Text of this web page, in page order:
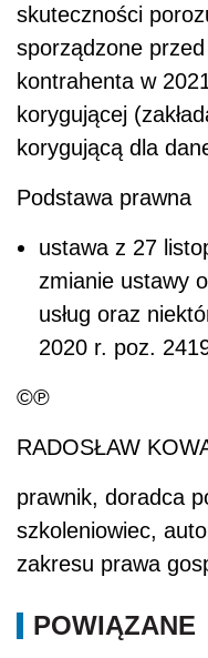
skuteczności
sporządzone
kontrahenta w
korygującej
korygującą dla
Podstawa prawna
ustawa z 27
zmianie ustawy
usług oraz
2020 r. poz.
©℗
RADOSŁAW
prawnik, doradca
szkoleniowiec,
zakresu prawa
POWIĄZANE